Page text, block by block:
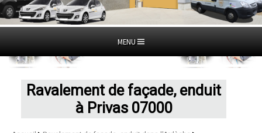
MENU
Ravalement de façade, enduit
à Privas 07000